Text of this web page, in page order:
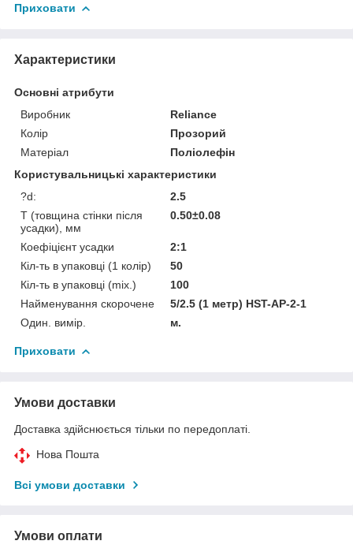
Приховати
Характеристики
Основні атрибути
Виробник
Reliance
Колір
Прозорий
Матеріал
Поліолефін
Користувальницькі характеристики
?d:
2.5
T (товщина стінки після
усадки), мм
0.50±0.08
Коефіцієнт усадки
2:1
Кіл-ть в упаковці (1 колір)
50
Кіл-ть в упаковці (mix.)
100
Найменування скорочене
5/2.5 (1 метр) HST-AP-2-1
Один. вимір.
м.
Приховати
Умови доставки
Доставка здійснюється тільки по передоплаті.
Нова Пошта
Всі умови доставки
Умови оплати